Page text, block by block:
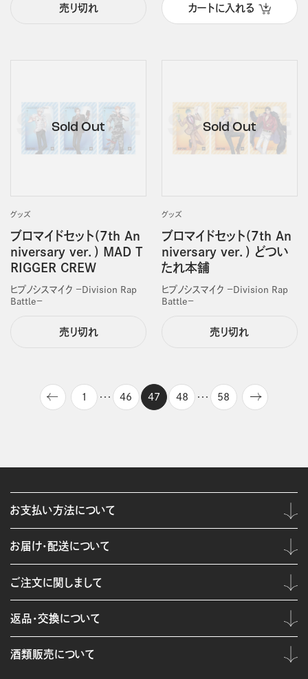
売り切れ カートに入れる
グッズ
ブロマイドセット(7th An
niversary ver．) MAD T
RIGGER CREW
ヒプノシスマイク －Division Rap
Battle－
売り切れ
グッズ
ブロマイドセット(7th An
niversary ver．) どつい
たれ本舗
ヒプノシスマイク －Division Rap
Battle－
売り切れ
1 ・・・ 46 47 48 ・・・ 58
お支払い方法について
お届け・配送について
ご注文に関しまして
返品・交換について
酒類販売について